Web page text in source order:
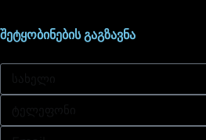
შეტყობინების გაგზავნა